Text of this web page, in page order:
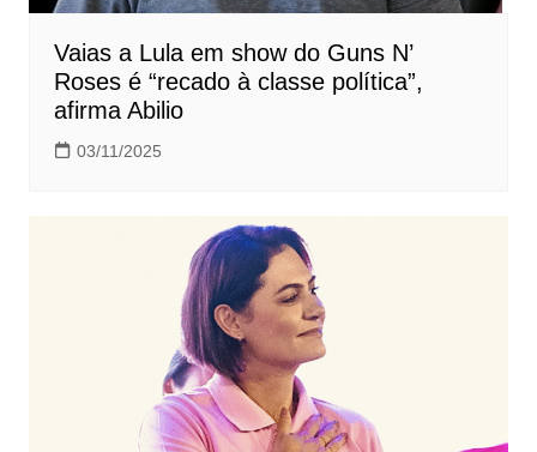
Vaias a Lula em show do Guns N’
Roses é “recado à classe política”,
afirma Abilio
03/11/2025